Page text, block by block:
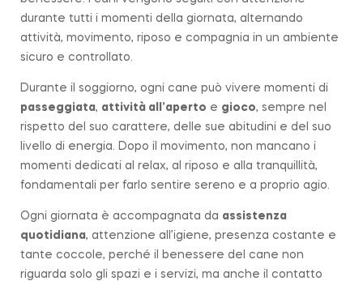
durante tutti i momenti della giornata, alternando
attività, movimento, riposo e compagnia in un ambiente
sicuro e controllato.
Durante il soggiorno, ogni cane può vivere momenti di
passeggiata, attività all’aperto e gioco, sempre nel
rispetto del suo carattere, delle sue abitudini e del suo
livello di energia. Dopo il movimento, non mancano i
momenti dedicati al relax, al riposo e alla tranquillità,
fondamentali per farlo sentire sereno e a proprio agio.
Ogni giornata è accompagnata da assistenza
quotidiana, attenzione all’igiene, presenza costante e
tante coccole, perché il benessere del cane non
riguarda solo gli spazi e i servizi, ma anche il contatto